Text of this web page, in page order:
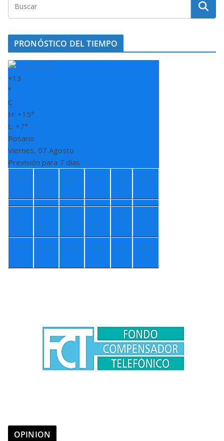
PRONÓSTICO DEL TIEMPO
+13
°
C
H: +15°
L: +7°
Rosario
Viernes, 07 Agosto
Previsión para 7 días
Sáb
Do
m
Lun
Ma
r
Mi
é
Jue
+1
6°
+1
5°
+1
4°
+1
1°
+8
°
+13
°
+7° +4° +4° +4° +7
°
+8°
OPINION